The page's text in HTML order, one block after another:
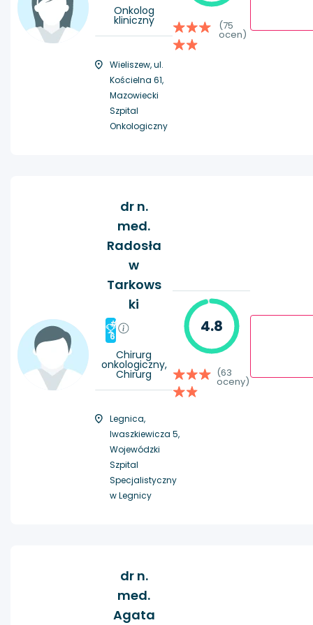
Onkolog
kliniczny
Wieliszew, ul.
Kościelna 61,
Mazowiecki
Szpital
Onkologiczny
(75
ocen)
dr n.
med.
Radosła
w
Tarkows
ki
#
6
Chirurg
onkologiczny,
Chirurg
Legnica,
Iwaszkiewicza 5,
Wojewódzki
Szpital
Specjalistyczny
w Legnicy
4.8
(63
oceny)
dr n.
med.
Agata